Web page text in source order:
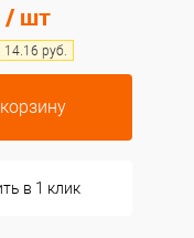
/ шт
14.16 руб.
в 1 клик